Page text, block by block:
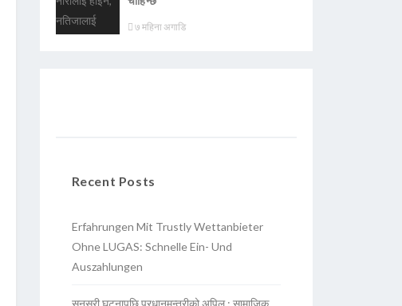
७ महिना अगाडि
Recent Posts
Erfahrungen Mit Trustly Wettanbieter
Ohne LUGAS: Schnelle Ein- Und
Auszahlungen
सुनसरी घटनापछि प्रधानमन्त्रीको अपिल : सामाजिक